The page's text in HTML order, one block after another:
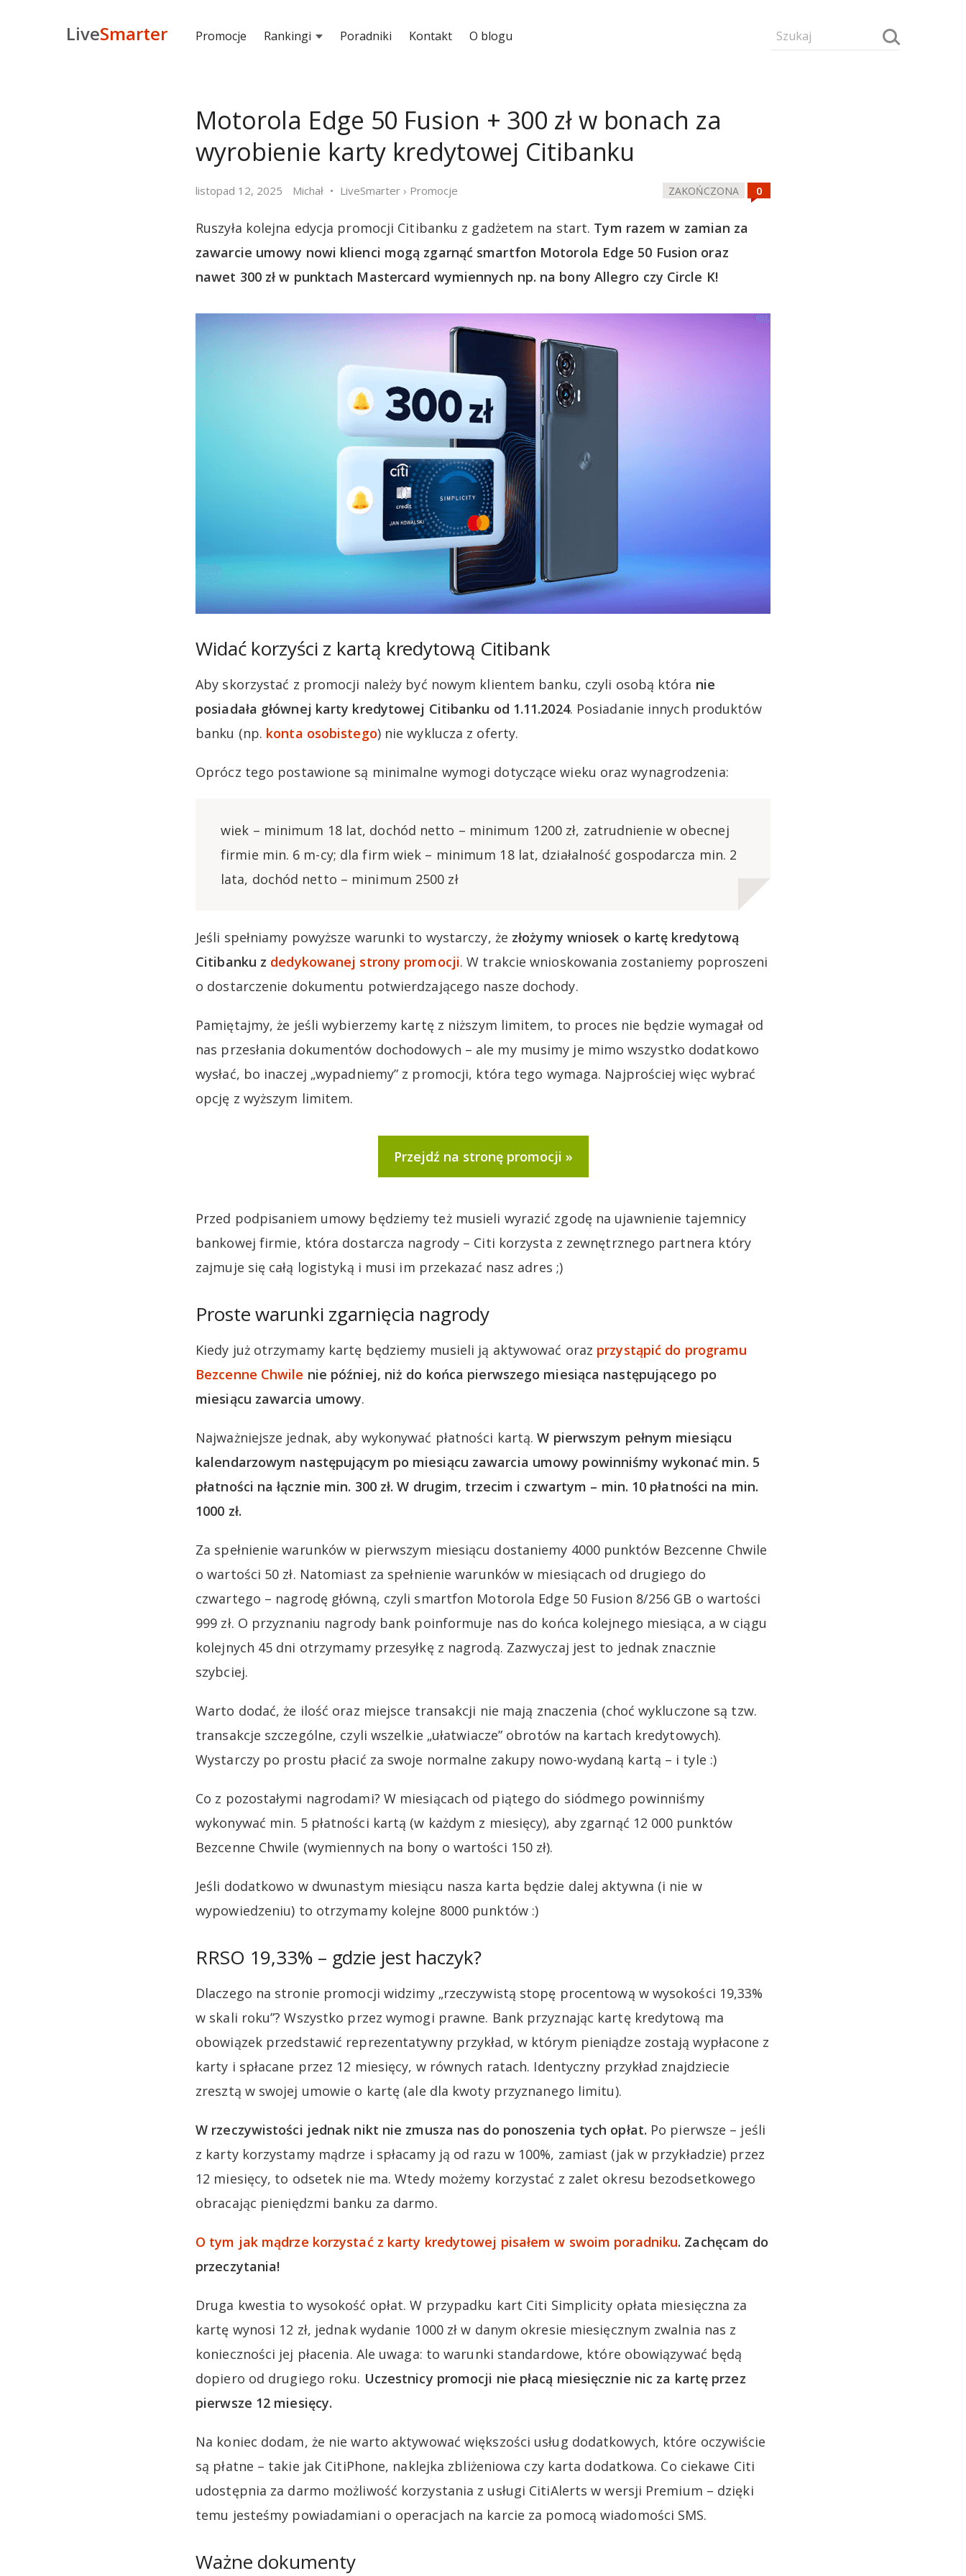
LiveSmarter Promocje Rankingi Poradniki Kontakt O blogu
Motorola Edge 50 Fusion + 300 zł w bonach za
wyrobienie karty kredytowej Citibanku
listopad 12, 2025 Michał LiveSmarter › Promocje ZAKOŃCZONA
Ruszyła kolejna edycja promocji Citibanku z gadżetem na start. Tym razem w zamian za
zawarcie umowy nowi klienci mogą zgarnąć smartfon Motorola Edge 50 Fusion oraz
nawet 300 zł w punktach Mastercard wymiennych np. na bony Allegro czy Circle K!
Widać korzyści z kartą kredytową Citibank
Aby skorzystać z promocji należy być nowym klientem banku, czyli osobą która nie
posiadała głównej karty kredytowej Citibanku od 1.11.2024. Posiadanie innych produktów
banku (np. konta osobistego) nie wyklucza z oferty.
Oprócz tego postawione są minimalne wymogi dotyczące wieku oraz wynagrodzenia:
wiek – minimum 18 lat, dochód netto – minimum 1200 zł, zatrudnienie w obecnej
firmie min. 6 m-cy; dla firm wiek – minimum 18 lat, działalność gospodarcza min. 2
lata, dochód netto – minimum 2500 zł
Jeśli spełniamy powyższe warunki to wystarczy, że złożymy wniosek o kartę kredytową
Citibanku z dedykowanej strony promocji. W trakcie wnioskowania zostaniemy poproszeni
o dostarczenie dokumentu potwierdzającego nasze dochody.
Pamiętajmy, że jeśli wybierzemy kartę z niższym limitem, to proces nie będzie wymagał od
nas przesłania dokumentów dochodowych – ale my musimy je mimo wszystko dodatkowo
wysłać, bo inaczej „wypadniemy” z promocji, która tego wymaga. Najprościej więc wybrać
opcję z wyższym limitem.
Przejdź na stronę promocji
Przed podpisaniem umowy będziemy też musieli wyrazić zgodę na ujawnienie tajemnicy
bankowej firmie, która dostarcza nagrody – Citi korzysta z zewnętrznego partnera który
zajmuje się całą logistyką i musi im przekazać nasz adres ;)
Proste warunki zgarnięcia nagrody
Kiedy już otrzymamy kartę będziemy musieli ją aktywować oraz przystąpić do programu
Bezcenne Chwile nie później, niż do końca pierwszego miesiąca następującego po
miesiącu zawarcia umowy.
Najważniejsze jednak, aby wykonywać płatności kartą.W pierwszym pełnym miesiącu
kalendarzowym następującym po miesiącu zawarcia umowy powinniśmy wykonać min. 5
płatności na łącznie min. 300 zł. W drugim, trzecim i czwartym – min. 10 płatności na min.
1000 zł.
Za spełnienie warunków w pierwszym miesiącu dostaniemy 4000 punktów Bezcenne Chwile
o wartości 50 zł. Natomiast za spełnienie warunków w miesiącach od drugiego do
czwartego – nagrodę główną, czyli smartfon Motorola Edge 50 Fusion 8/256 GB o wartości
999 zł. O przyznaniu nagrody bank poinformuje nas do końca kolejnego miesiąca, a w ciągu
kolejnych 45 dni otrzymamy przesyłkę z nagrodą. Zazwyczaj jest to jednak znacznie
szybciej.
Warto dodać, że ilość oraz miejsce transakcji nie mają znaczenia (choć wykluczone są tzw.
transakcje szczególne, czyli wszelkie „ułatwiacze” obrotów na kartach kredytowych).
Wystarczy po prostu płacić za swoje normalne zakupy nowo-wydaną kartą – i tyle :)
Co z pozostałymi nagrodami? W miesiącach od piątego do siódmego powinniśmy
wykonywać min. 5 płatności kartą (w każdym z miesięcy), aby zgarnąć 12 000 punktów
Bezcenne Chwile (wymiennych na bony o wartości 150 zł).
Jeśli dodatkowo w dwunastym miesiącu nasza karta będzie dalej aktywna (i nie w
wypowiedzeniu) to otrzymamy kolejne 8000 punktów :)
RRSO 19,33% – gdzie jest haczyk?
Dlaczego na stronie promocji widzimy „rzeczywistą stopę procentową w wysokości 19,33%
w skali roku”? Wszystko przez wymogi prawne. Bank przyznając kartę kredytową ma
obowiązek przedstawić reprezentatywny przykład, w którym pieniądze zostają wypłacone z
karty i spłacane przez 12 miesięcy, w równych ratach. Identyczny przykład znajdziecie
zresztą w swojej umowie o kartę (ale dla kwoty przyznanego limitu).
W rzeczywistości jednak nikt nie zmusza nas do ponoszenia tych opłat. Po pierwsze – jeśli
z karty korzystamy mądrze i spłacamy ją od razu w 100%, zamiast (jak w przykładzie) przez
12 miesięcy, to odsetek nie ma. Wtedy możemy korzystać z zalet okresu bezodsetkowego
obracając pieniędzmi banku za darmo.
O tym jak mądrze korzystać z karty kredytowej pisałem w swoim poradniku. Zachęcam do
przeczytania!
Druga kwestia to wysokość opłat. W przypadku kart Citi Simplicity opłata miesięczna za
kartę wynosi 12 zł, jednak wydanie 1000 zł w danym okresie miesięcznym zwalnia nas z
konieczności jej płacenia. Ale uwaga: to warunki standardowe, które obowiązywać będą
dopiero od drugiego roku. Uczestnicy promocji nie płacą miesięcznie nic za kartę przez
pierwsze 12 miesięcy.
Na koniec dodam, że nie warto aktywować większości usług dodatkowych, które oczywiście
są płatne – takie jak CitiPhone, naklejka zbliżeniowa czy karta dodatkowa. Co ciekawe Citi
udostępnia za darmo możliwość korzystania z usługi CitiAlerts w wersji Premium – dzięki
temu jesteśmy powiadamiani o operacjach na karcie za pomocą wiadomości SMS.
Ważne dokumenty